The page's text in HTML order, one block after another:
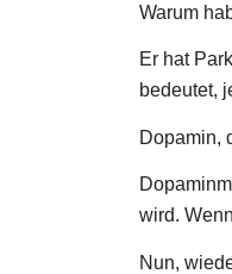
Warum
Er hat
bedeutet,
Dopamin,
wird.
Nun,